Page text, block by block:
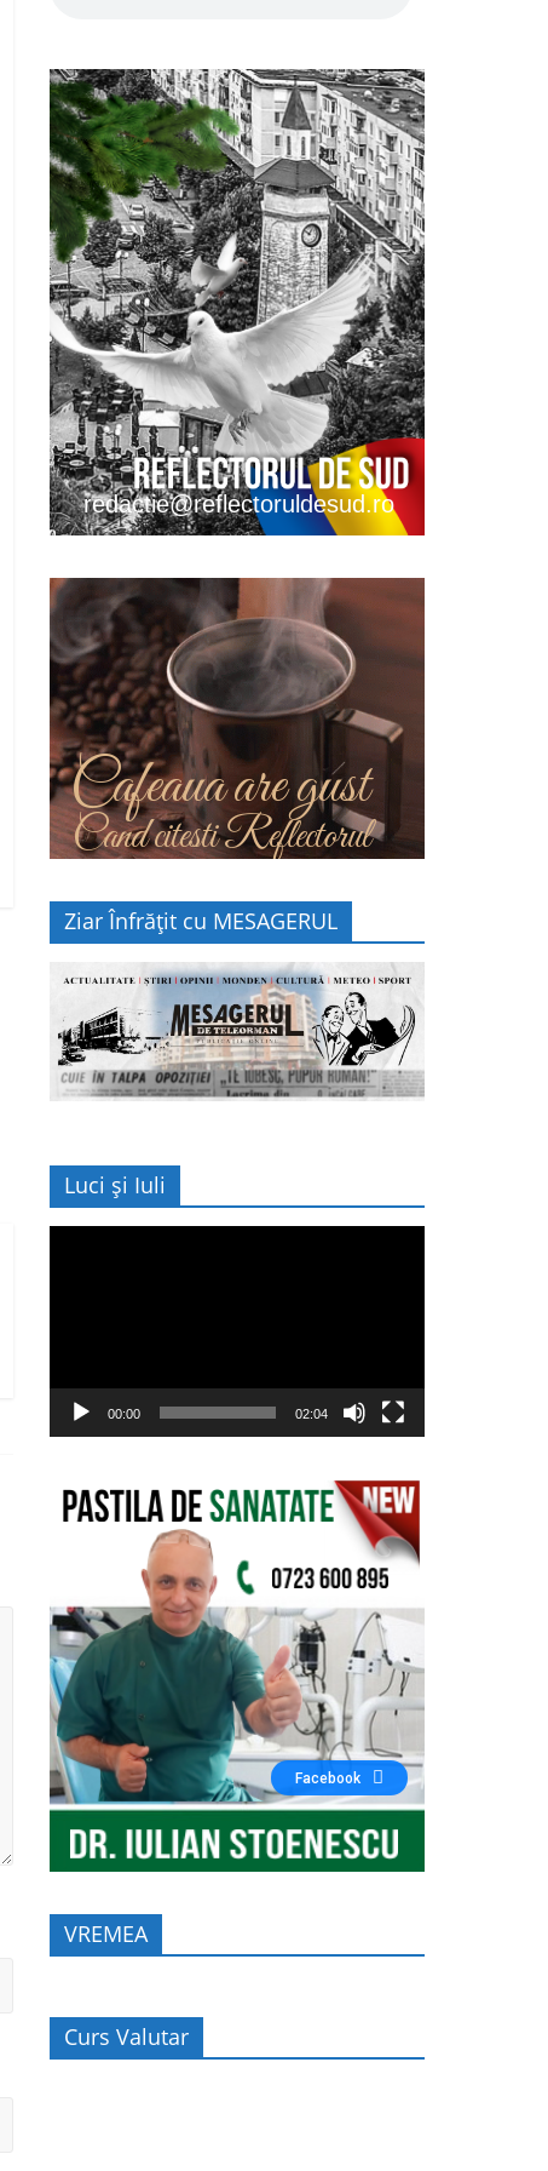
redactie@reflectoruldesud.ro
Cafeaua are gust
Cand citesti Reflectorul
Ziar Înfrățit cu MESAGERUL
Luci și Iuli
00:00 02:04
Facebook
VREMEA
Curs Valutar